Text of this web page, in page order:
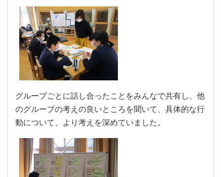
グループごとに話し合ったことをみんなで共有し、他
のグループの考えの良いところを聞いて、具体的な行
動について、より考えを深めていました。